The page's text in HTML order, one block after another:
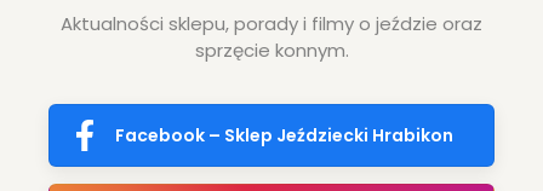
Aktualności sklepu, porady i filmy o jeździe oraz
sprzęcie konnym.
Facebook – Sklep Jeździecki Hrabikon